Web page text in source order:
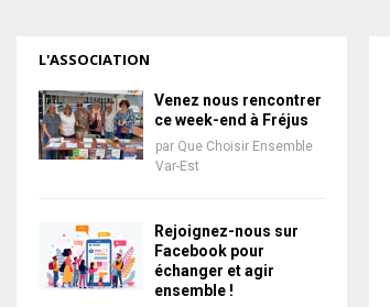
L'ASSOCIATION
Venez nous rencontrer
ce week-end à Fréjus
par Que Choisir Ensemble
Var-Est
Rejoignez-nous sur
Facebook pour
échanger et agir
ensemble !